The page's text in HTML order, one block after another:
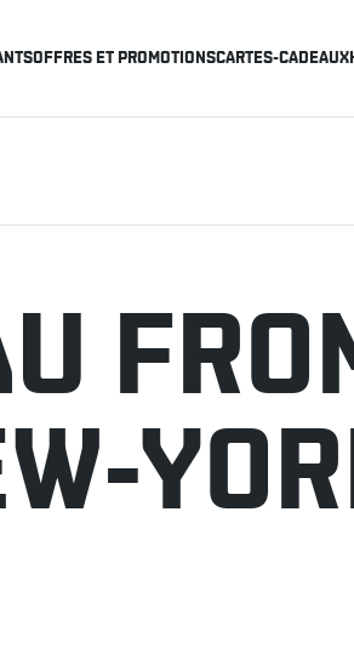
OFFRES ET PROMOTIONSCARTES-CADEAUX